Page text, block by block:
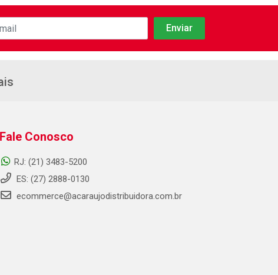
Fale Conosco
RJ: (21) 3483-5200
ES: (27) 2888-0130
ecommerce@acaraujodistribuidora.com.br